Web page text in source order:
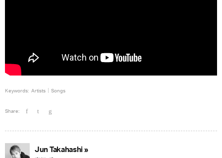
Keywords: Artists Songs
Share:
Jun Takahashi »